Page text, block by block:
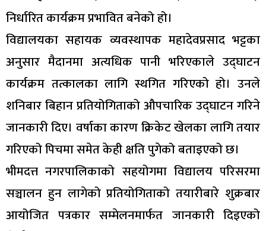
निर्धारित कार्यक्रम प्रभावित बनेको हो।
विद्यालयका सहायक व्यवस्थापक महादेवप्रसाद भट्टका
अनुसार मैदानमा अत्यधिक पानी भरिएकाले उद्घाटन
कार्यक्रम तत्कालका लागि स्थगित गरिएको हो। उनले
शनिबार बिहान प्रतियोगिताको औपचारिक उद्घाटन गरिने
जानकारी दिए। वर्षाका कारण क्रिकेट खेलका लागि तयार
गरिएको पिचमा समेत केही क्षति पुगेको बताइएको छ।
भीमदत्त नगरपालिकाको सहयोगमा विद्यालय परिसरमा
सञ्चालन हुन लागेको प्रतियोगिताको तयारीबारे शुक्रबार
आयोजित पत्रकार सम्मेलनमार्फत जानकारी दिइएको